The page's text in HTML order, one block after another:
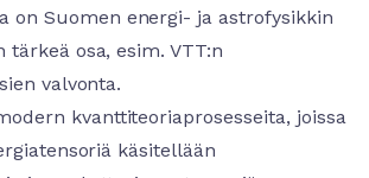
on Suomen energi- ja astrofysikkin
osa, esim. VTT:n
valvonta.
kvanttiteoriaprosesseita, joissa
käsitellään